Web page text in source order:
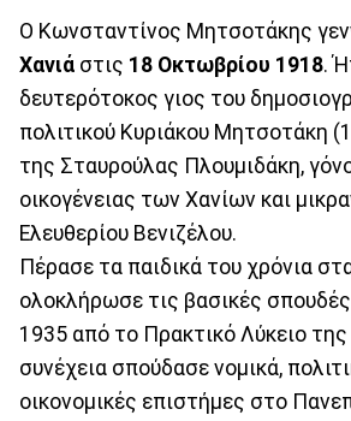
Ο Κωνσταντίνος Μητσοτάκης
Χανιά στις 18 Οκτωβρίου 1918.
δευτερότοκος γιος του
πολιτικού Κυριάκου Μητσοτάκη
της Σταυρούλας Πλουμιδάκη,
οικογένειας των Χανίων και
Ελευθερίου Βενιζέλου.
Πέρασε τα παιδικά του χρόνια
ολοκλήρωσε τις βασικές σπουδές
1935 από το Πρακτικό Λύκειο
συνέχεια σπούδασε νομικά,
οικονομικές επιστήμες στο